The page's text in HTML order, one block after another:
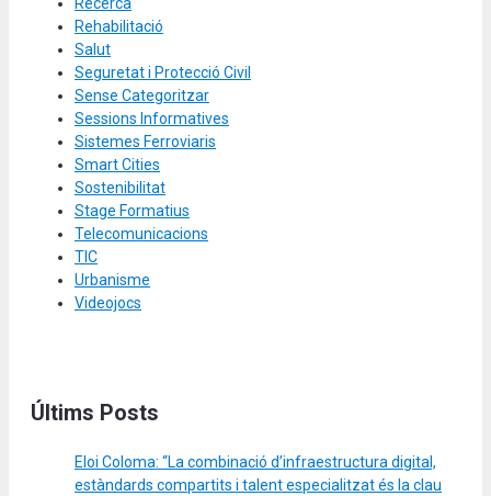
Rehabilitació
Salut
Seguretat i Protecció Civil
Sense Categoritzar
Sessions Informatives
Sistemes Ferroviaris
Smart Cities
Sostenibilitat
Stage Formatius
Telecomunicacions
TIC
Urbanisme
Videojocs
Últims Posts
Eloi Coloma: “La combinació d’infraestructura digital,
estàndards compartits i talent especialitzat és la clau